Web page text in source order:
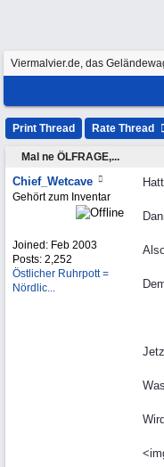
Viermalvier.de, das
Print Thread Rate Thread
Mal ne ÖLFRAGE,...
Chief_Wetcave
Gehört zum Inventar
Joined: Feb 2003
Posts: 2,252
Östlicher Ruhrpott =
Nördlic...